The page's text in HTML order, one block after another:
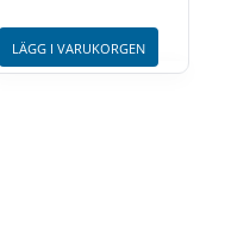
LÄGG I VARUKORGEN